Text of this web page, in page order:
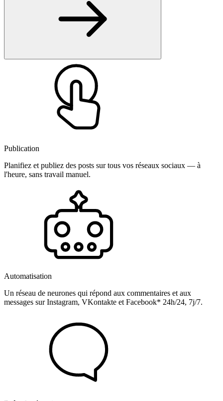
Publication
Planifiez et publiez des posts sur tous vos réseaux sociaux — à
l'heure, sans travail manuel.
Automatisation
Un réseau de neurones qui répond aux commentaires et aux
messages sur Instagram, VKontakte et Facebook* 24h/24, 7j/7.